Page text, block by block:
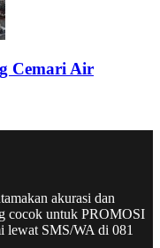
Cemari Air
akurasi dan
cocok untuk PROMOSI
SMS/WA di 081